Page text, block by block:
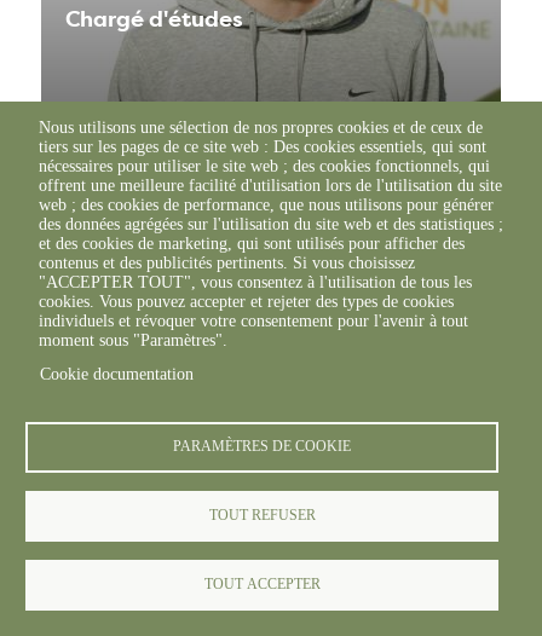
Chargé d'études
Armand est arrivé au sein de FREDON en 2017. Il est en charge
de différentes missions comme la lutte rongeurs aquatiques (lutte
collective), la lutte…
COUTANT
Président
Nous utilisons une sélection de nos propres cookies et de ceux de
tiers sur les pages de ce site web : Des cookies essentiels, qui sont
nécessaires pour utiliser le site web ; des cookies fonctionnels, qui
offrent une meilleure facilité d'utilisation lors de l'utilisation du site
web ; des cookies de performance, que nous utilisons pour générer
des données agrégées sur l'utilisation du site web et des statistiques ;
et des cookies de marketing, qui sont utilisés pour afficher des
contenus et des publicités pertinents. Si vous choisissez
"ACCEPTER TOUT", vous consentez à l'utilisation de tous les
cookies. Vous pouvez accepter et rejeter des types de cookies
individuels et révoquer votre consentement pour l'avenir à tout
moment sous "Paramètres".
Cookie documentation
PARAMÈTRES DE COOKIE
TOUT REFUSER
TOUT ACCEPTER